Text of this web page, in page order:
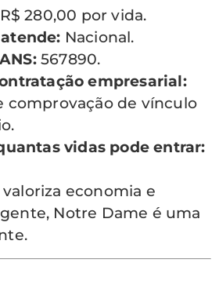
R$ 280,00 por vida.
Nacional.
567890.
empresarial:
comprovação de vínculo
vidas pode entrar:
economia e
Notre Dame é uma